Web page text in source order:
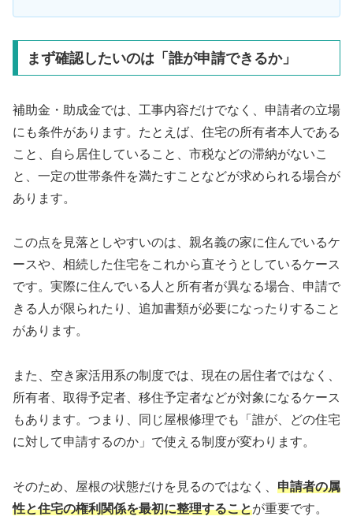
まず確認したいのは「誰が申請できるか」
補助金・助成金では、工事内容だけでなく、申請者の立場
にも条件があります。たとえば、住宅の所有者本人である
こと、自ら居住していること、市税などの滞納がないこ
と、一定の世帯条件を満たすことなどが求められる場合が
あります。
この点を見落としやすいのは、親名義の家に住んでいるケ
ースや、相続した住宅をこれから直そうとしているケース
です。実際に住んでいる人と所有者が異なる場合、申請で
きる人が限られたり、追加書類が必要になったりすること
があります。
また、空き家活用系の制度では、現在の居住者ではなく、
所有者、取得予定者、移住予定者などが対象になるケース
もあります。つまり、同じ屋根修理でも「誰が、どの住宅
に対して申請するのか」で使える制度が変わります。
そのため、屋根の状態だけを見るのではなく、 申請者の属
性と住宅の権利関係を最初に整理することが重要です。